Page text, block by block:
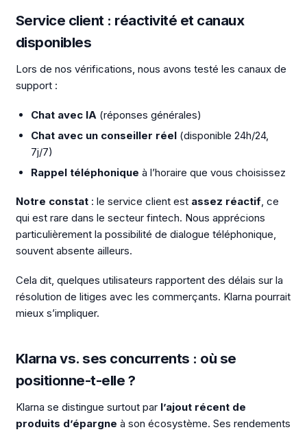
Service client : réactivité et canaux
disponibles
Lors de nos vérifications, nous avons testé les canaux de
support :
Chat avec IA (réponses générales)
Chat avec un conseiller réel (disponible 24h/24,
7j/7)
Rappel téléphonique à l’horaire que vous choisissez
Notre constat: le service client est assez réactif, ce
qui est rare dans le secteur fintech. Nous apprécions
particulièrement la possibilité de dialogue téléphonique,
souvent absente ailleurs.
Cela dit, quelques utilisateurs rapportent des délais sur la
résolution de litiges avec les commerçants. Klarna pourrait
mieux s’impliquer.
Klarna vs. ses concurrents : où se
positionne-t-elle ?
Klarna se distingue surtout par l’ajout récent de
produits d’épargne à son écosystème. Ses rendements